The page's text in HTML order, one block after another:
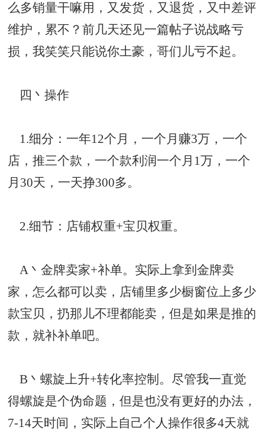
么多销量干嘛用，又发货，又退货，又中差评
维护，累不？前几天还见一篇帖子说战略亏
损，我笑笑只能说你土豪，哥们儿亏不起。
四丶操作
1.细分：一年12个月，一个月赚3万，一个
店，推三个款，一个款利润一个月1万，一个
月30天，一天挣300多。
2.细节：店铺权重+宝贝权重。
A丶金牌卖家+补单。实际上拿到金牌卖
家，怎么都可以卖，店铺里多少橱窗位上多少
款宝贝，扔那儿不理都能卖，但是如果是推的
款，就补补单吧。
B丶螺旋上升+转化率控制。尽管我一直觉
得螺旋是个伪命题，但是也没有更好的办法，
7-14天时间，实际上自己个人操作很多4天就